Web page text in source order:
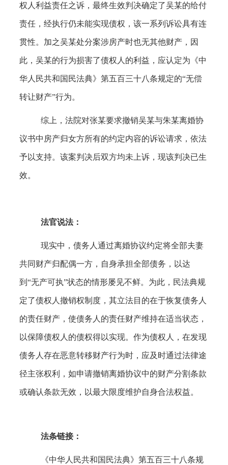
权人利益责任之诉，最终生效判决确定了吴某的给付
责任，经执行仍未能实现债权，该一系列诉讼具有连
贯性。加之吴某处分案涉房产时也无其他财产，因
此，吴某的行为损害了债权人的利益，应认定为《中
华人民共和国民法典》第五百三十八条规定的“无偿
转让财产”行为。
综上，法院对张某要求撤销吴某与朱某离婚协
议书中房产归女方所有的约定内容的诉讼请求，依法
予以支持。该案判决后双方均未上诉，现该判决已生
效。
法官说法：
现实中，债务人通过离婚协议约定将全部夫妻
共同财产归配偶一方，自身承担全部债务，以达
到“无产可执”状态的情形屡见不鲜。为此，民法典规
定了债权人撤销权制度，其立法目的在于恢复债务人
的责任财产，使债务人的责任财产维持在适当状态，
以保障债权人的债权得以实现。作为债权人，在发现
债务人存在恶意转移财产行为时，应及时通过法律途
径主张权利，如申请撤销离婚协议中的财产分割条款
或确认条款无效，以最大限度维护自身合法权益。
法条链接：
《中华人民共和国民法典》第五百三十八条规